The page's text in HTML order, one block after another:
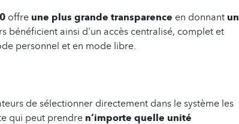
offre une plus grande transparence en donnant un
bénéficient ainsi d'un accès centralisé, complet et
personnel et en mode libre.
de sélectionner directement dans le système les
qui peut prendre n’importe quelle unité